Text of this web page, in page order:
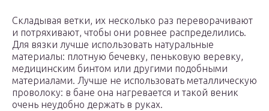
Складывая ветки, их несколько раз переворачивают
и потряхивают, чтобы они ровнее распределились.
Для вязки лучше использовать натуральные
материалы: плотную бечевку, пеньковую веревку,
медицинским бинтом или другими подобными
материалами. Лучше не использовать металлическую
проволоку: в бане она нагревается и такой веник
очень неудобно держать в руках.